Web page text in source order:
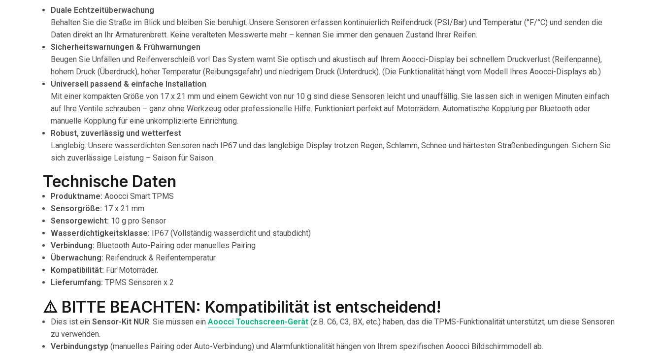
Duale Echtzeitüberwachung
Behalten Sie die Straße im Blick und bleiben Sie beruhigt. Unsere Sensoren erfassen kontinuierlich Reifendruck (PSI/Bar) und Temperatur (°F/°C) und senden die
Daten direkt an Ihr Armaturenbrett. Keine veralteten Messwerte mehr – kennen Sie immer den genauen Zustand Ihrer Reifen.
Sicherheitswarnungen & Frühwarnungen
Beugen Sie Unfällen und Reifenverschleiß vor! Das System warnt Sie optisch und akustisch auf Ihrem Aoocci-Display bei schnellem Druckverlust (Reifenpanne),
hohem Druck (Überdruck), hoher Temperatur (Reibungsgefahr) und niedrigem Druck (Unterdruck). (Die Funktionalität hängt vom Modell Ihres Aoocci-Displays ab.)
Universell passend & einfache Installation
Mit einer kompakten Größe von 17 x 21 mm und einem Gewicht von nur 10 g sind diese Sensoren leicht und unauffällig. Sie lassen sich in wenigen Minuten einfach
auf Ihre Ventile schrauben – ganz ohne Werkzeug oder professionelle Hilfe. Funktioniert perfekt auf Motorrädern. Automatische Kopplung per Bluetooth oder
manuelle Kopplung für eine unkomplizierte Einrichtung.
Robust, zuverlässig und wetterfest
Langlebig. Unsere wasserdichten Sensoren nach IP67 und das langlebige Display trotzen Regen, Schlamm, Schnee und härtesten Straßenbedingungen. Sichern Sie
sich zuverlässige Leistung – Saison für Saison.
Technische Daten
Produktname: Aoocci Smart TPMS
Sensorgröße: 17 x 21 mm
Sensorgewicht: 10 g pro Sensor
Wasserdichtigkeitsklasse: IP67 (Vollständig wasserdicht und staubdicht)
Verbindung: Bluetooth Auto-Pairing oder manuelles Pairing
Überwachung: Reifendruck & Reifentemperatur
Kompatibilität: Für Motorräder.
Lieferumfang: TPMS Sensoren x 2
⚠️ BITTE BEACHTEN: Kompatibilität ist entscheidend!
Dies ist ein Sensor-Kit NUR. Sie müssen ein Aoocci Touchscreen-Gerät (z.B. C6, C3, BX, etc.) haben, das die TPMS-Funktionalität unterstützt, um diese Sensoren
zu verwenden.
Verbindungstyp (manuelles Pairing oder Auto-Verbindung) und Alarmfunktionalität hängen von Ihrem spezifischen Aoocci Bildschirmmodell ab.